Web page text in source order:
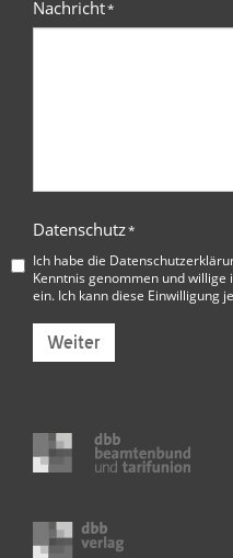
Nachricht*
Datenschutz*
Ich habe die
Kenntnis genommen und
ein. Ich kann diese Einwilligung
Weiter